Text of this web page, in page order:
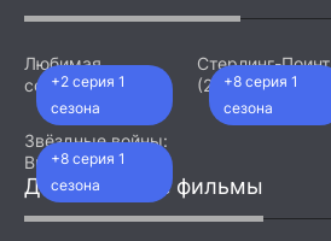
+2 серия 1
сезона
Любимая
сотрудница
(2026)
+8 серия 1
сезона
Стерлинг-Поинт
(2026)
+8 серия 1
сезона
Звёздные войны:
Видения.
Девятый джедай
(2026)
Добавленные фильмы